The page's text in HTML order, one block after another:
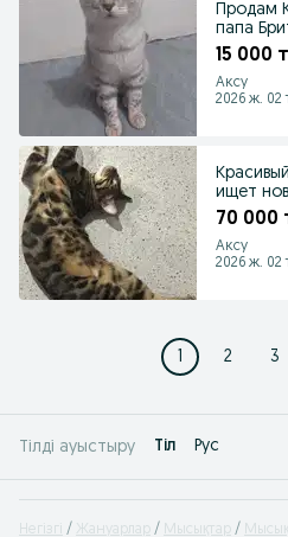
Продам
папа
15 000
Аксу
2026 ж. 02
ищет
70 000
Аксу
2026 ж. 02
1 2 3
Тілді ауыстыру Tіл Рус
Негізгі Жануарлар Мысықтар